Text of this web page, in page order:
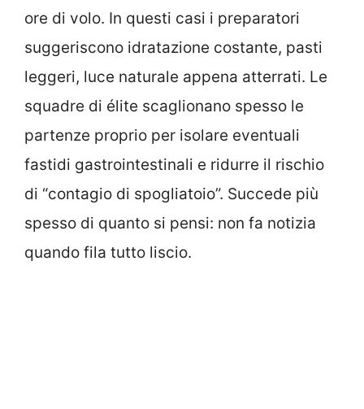
ore di volo. In questi casi i preparatori
suggeriscono idratazione costante, pasti
leggeri, luce naturale appena atterrati. Le
squadre di élite scaglionano spesso le
partenze proprio per isolare eventuali
fastidi gastrointestinali e ridurre il rischio
di “contagio di spogliatoio”. Succede più
spesso di quanto si pensi: non fa notizia
quando fila tutto liscio.